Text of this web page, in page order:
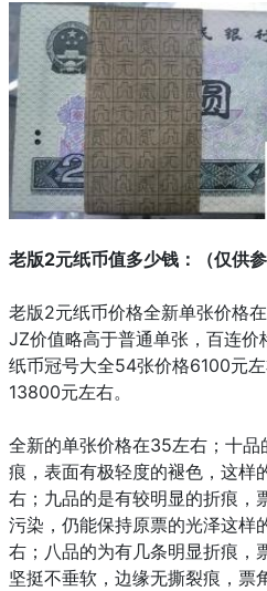
老版2元纸币值多少钱：（仅供参
老版2元纸币价格全新单张价格
JZ价值略高于普通单张，百连
纸币冠号大全54张价格6100元左
13800元左右。
全新的单张价格在35左右；十
痕，表面有极轻度的褪色，这样
右；九品的是有较明显的折痕，
污染，仍能保持原票的光泽这样
右；八品的为有几条明显折痕，
坚挺不垂软，边缘无撕裂痕，票